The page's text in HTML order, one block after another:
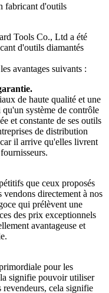
fabricant d'outils
Tools Co., Ltd a été
d'outils diamantés
avantages suivants :
de haute qualité et une
système de contrôle
et constante de ses outils
de distribution
il arrive qu'elles livrent
que ceux proposés
vendons directement à nos
qui prélèvent une
des prix exceptionnels
avantageuse et
pour les
signifie pouvoir utiliser
revendeurs, cela signifie